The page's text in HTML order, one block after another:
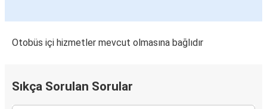
Otobüs içi hizmetler mevcut olmasına bağlıdır
Sıkça Sorulan Sorular